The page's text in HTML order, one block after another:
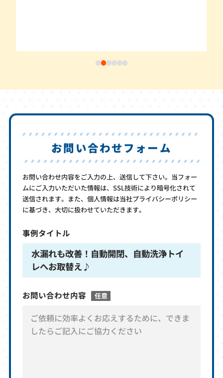
お問い合わせフォーム
お問い合わせ内容をご入力の上、送信して下さい。当フォー
ムにご入力いただいた情報は、SSL技術により暗号化されて
送信されます。また、個人情報は当社プライバシーポリシー
に基づき、大切に扱わせていただきます。
事例タイトル
水漏れも改善！自動開閉、自動洗浄トイ
レへお取替え♪
お問い合わせ内容 任意